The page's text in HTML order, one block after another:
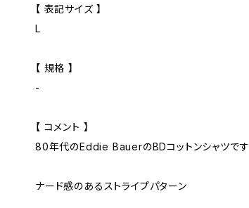
【 表記サイズ 】
L
【 規格 】
-
【 コメント 】
80年代のEddie BauerのBDコットンシャツです
ナード感のあるストライプパターン